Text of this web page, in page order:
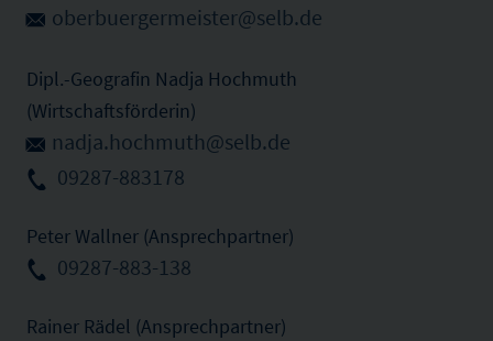
oberbuergermeister@selb.de
Dipl.-Geografin Nadja Hochmuth
(Wirtschaftsförderin)
nadja.hochmuth@selb.de
09287-883178
Peter Wallner (Ansprechpartner)
09287-883-138
Rainer Rädel (Ansprechpartner)